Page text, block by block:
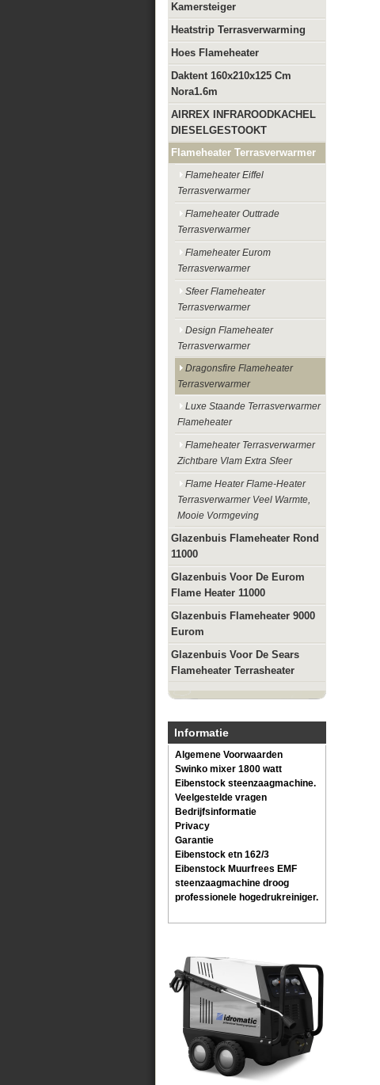
Kamersteiger
Heatstrip Terrasverwarming
Hoes Flameheater
Daktent 160x210x125 Cm
Nora1.6m
AIRREX INFRAROODKACHEL
DIESELGESTOOKT
Flameheater Terrasverwarmer
Flameheater Eiffel
Terrasverwarmer
Flameheater Outtrade
Terrasverwarmer
Flameheater Eurom
Terrasverwarmer
Sfeer Flameheater
Terrasverwarmer
Design Flameheater
Terrasverwarmer
Dragonsfire Flameheater
Terrasverwarmer
Luxe Staande Terrasverwarmer
Flameheater
Flameheater Terrasverwarmer
Zichtbare Vlam Extra Sfeer
Flame Heater Flame-Heater
Terrasverwarmer Veel Warmte,
Mooie Vormgeving
Glazenbuis Flameheater Rond
11000
Glazenbuis Voor De Eurom
Flame Heater 11000
Glazenbuis Flameheater 9000
Eurom
Glazenbuis Voor De Sears
Flameheater Terrasheater
Informatie
Algemene Voorwaarden
Swinko mixer 1800 watt
Eibenstock steenzaagmachine.
Veelgestelde vragen
Bedrijfsinformatie
Privacy
Garantie
Eibenstock etn 162/3
Eibenstock Muurfrees EMF
steenzaagmachine droog
professionele hogedrukreiniger.